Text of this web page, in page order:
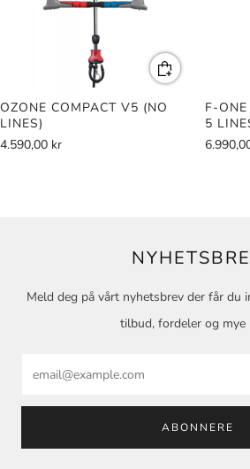
OZONE COMPACT V5 (NO
LINES)
4.590,00 kr
F-
5
Meld deg på vårt nyhetsbrev der får du
tilbud, fordeler og mye
ABONNERE